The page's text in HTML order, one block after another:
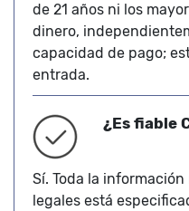
de 21 años ni los
dinero,
capacidad de pago;
entrada.
¿Es fiable
Sí. Toda la
legales está